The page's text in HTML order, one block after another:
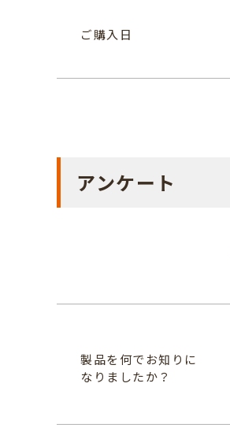
ご購入日
アンケート
製品を何でお知りに
なりましたか？